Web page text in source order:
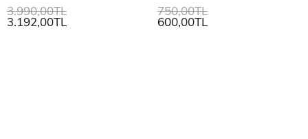
3.192,00TL
3.990,00TL
600,00TL
750,00TL